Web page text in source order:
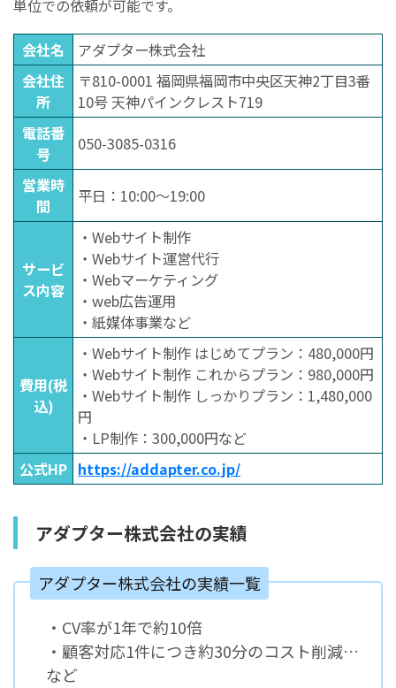
単位での依頼が可能です。
会社名
アダプター株式会社
会社住
所
〒810-0001 福岡県福岡市中央区天神2丁目3番
10号 天神パインクレスト719
電話番
号
050-3085-0316
営業時
間
平日：10:00〜19:00
サービ
ス内容
・Webサイト制作
・Webサイト運営代行
・Webマーケティング
・web広告運用
・紙媒体事業など
費用(税
込)
・Webサイト制作 はじめてプラン：480,000円
・Webサイト制作 これからプラン：980,000円
・Webサイト制作 しっかりプラン：1,480,000
円
・LP制作：300,000円など
公式HP https://addapter.co.jp/
アダプター株式会社の実績
アダプター株式会社の実績一覧
・CV率が1年で約10倍
・顧客対応1件につき約30分のコスト削減…
など